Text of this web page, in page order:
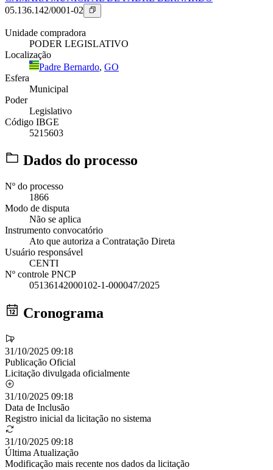
05.136.142/0001-02
Unidade compradora
PODER LEGISLATIVO
Localização
Padre Bernardo, GO
Esfera
Municipal
Poder
Legislativo
Código IBGE
5215603
Dados do processo
Nº do processo
1866
Modo de disputa
Não se aplica
Instrumento convocatório
Ato que autoriza a Contratação Direta
Usuário responsável
CENTI
Nº controle PNCP
05136142000102-1-000047/2025
Cronograma
31/10/2025 09:18
Publicação Oficial
Licitação divulgada oficialmente
31/10/2025 09:18
Data de Inclusão
Registro inicial da licitação no sistema
31/10/2025 09:18
Última Atualização
Modificação mais recente nos dados da licitação